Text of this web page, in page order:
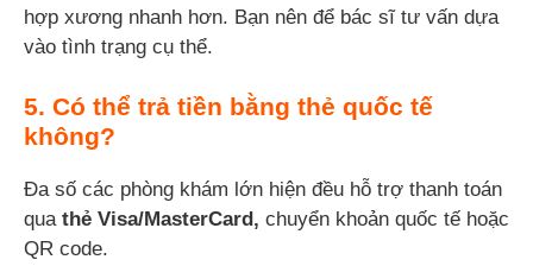
hợp xương nhanh hơn. Bạn nên để bác sĩ tư vấn dựa
vào tình trạng cụ thể.
5. Có thể trả tiền bằng thẻ quốc tế
không?
Đa số các phòng khám lớn hiện đều hỗ trợ thanh toán
qua thẻ Visa/MasterCard, chuyển khoản quốc tế hoặc
QR code.